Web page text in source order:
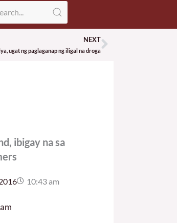
NEXT
ugat ng paglaganap ng iligal na drogaNext
ibigay na sa
10:43 am